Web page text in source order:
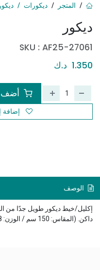
ديكور
SKU : AF25-27061
1.350 د.ك
أضف
إضافة
المتجر ديكورات ديكور
الوصف
إكليل/خيط ديكور طويل جدًا من
داكن. (المقاس: 150 سم / الوزن: 118 جم)